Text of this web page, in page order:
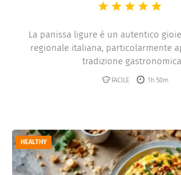
La panissa ligure è un autentico
regionale italiana, particolarmente
tradizione gastronomica
FACILE 1h 50m
HEALTHY